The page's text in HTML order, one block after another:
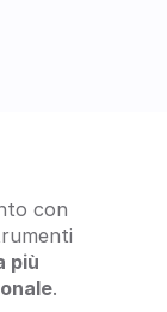
con
più
.